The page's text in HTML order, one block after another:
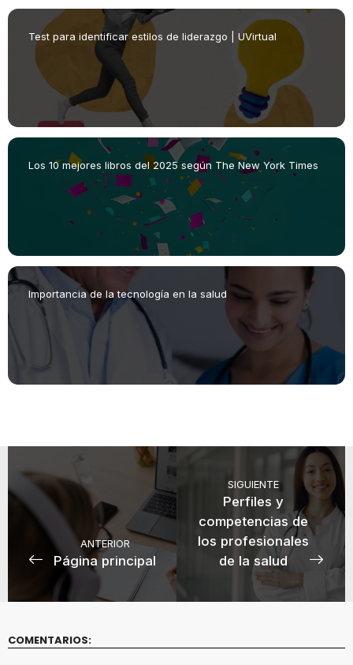
Test para identificar estilos de liderazgo | UVirtual
Los 10 mejores libros del 2025 según The New York Times
Importancia de la tecnología en la salud
ANTERIOR
Página principal
SIGUIENTE
Perfiles y
competencias de
los profesionales
de la salud
COMENTARIOS: